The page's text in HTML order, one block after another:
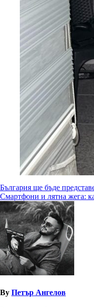
Навигация
България ще бъде
Смартфони и лятна жега:
By Петър Ангелов